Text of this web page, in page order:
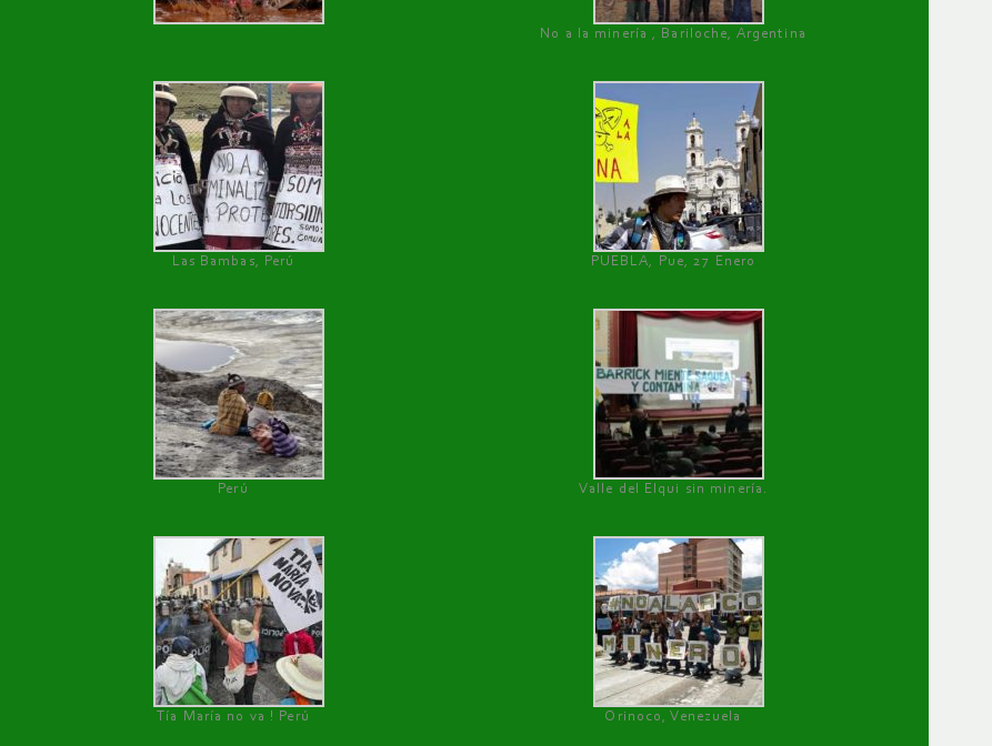
No a la minería , Bariloche, Argentina
Las Bambas, Perú PUEBLA, Pue, 27 Enero
Perú Valle del Elqui sin minería.
Tía María no va ! Perú Orinoco, Venezuela